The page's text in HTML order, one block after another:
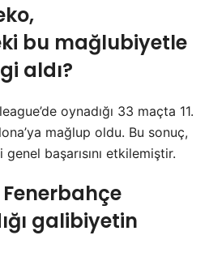
bu mağlubiyetle
aldı?
oynadığı 33 maçta 11.
mağlup oldu. Bu sonuç,
genel başarısını etkilemiştir.
Fenerbahçe
galibiyetin